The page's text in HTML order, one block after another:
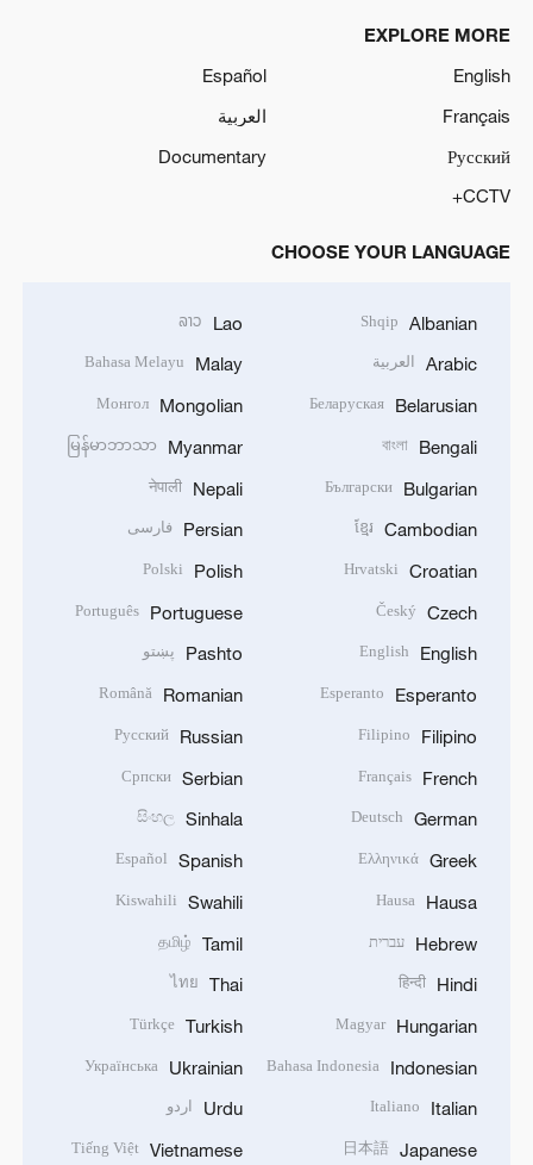
EXPLORE MORE
English
Español
Français
العربية
Русский
Documentary
CCTV+
CHOOSE YOUR LANGUAGE
Albanian
Shqip
Arabic العربية
Belarusian
Беларуская
Bengali
বাংলা
Bulgarian
Български
Cambodian
ខ្មែរ
Croatian
Hrvatski
Czech
Český
English
English
Esperanto
Esperanto
Filipino
Filipino
French
Français
German
Deutsch
Greek
Ελληνικά
Hausa
Hausa
Hebrew עברית
Hindi
हिन्दी
Hungarian
Magyar
Indonesian
Bahasa Indonesia
Italian
Italiano
Japanese
日本語
Lao
ລາວ
Malay
Bahasa Melayu
Mongolian
Монгол
Myanmar
မြန်မာဘာသာ
Nepali
नेपाली
Persian فارسی
Polish
Polski
Portuguese
Português
Pashto پښتو
Romanian
Română
Russian
Русский
Serbian
Српски
Sinhala
සිංහල
Spanish
Español
Swahili
Kiswahili
Tamil
தமிழ்
Thai
ไทย
Turkish
Türkçe
Ukrainian
Українська
Urdu اردو
Vietnamese
Tiếng Việt